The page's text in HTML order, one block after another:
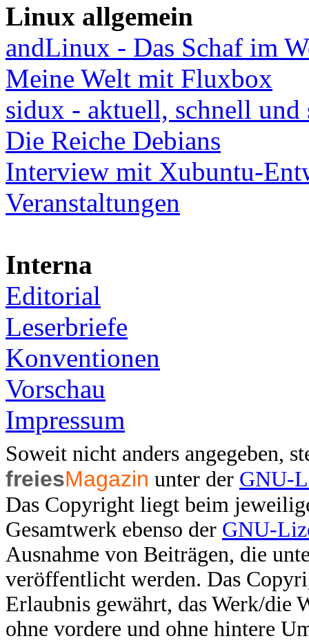
Linux allgemein
andLinux - Das Schaf im
Meine Welt mit Fluxbox
sidux - aktuell, schnell und
Die Reiche Debians
Interview mit Xubuntu-
Veranstaltungen
Interna
Editorial
Leserbriefe
Konventionen
Vorschau
Impressum
Soweit nicht anders angegeben,
freiesMagazin unter der GNU-
Das Copyright liegt beim
Gesamtwerk ebenso der GNU-
Ausnahme von Beiträgen, die
veröffentlicht werden. Das
Erlaubnis gewährt, das Werk/die
ohne vordere und ohne hintere